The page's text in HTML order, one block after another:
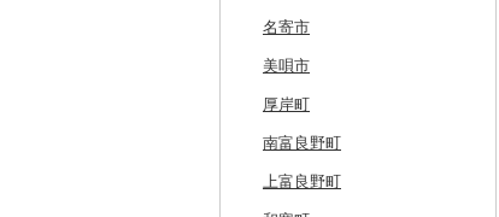
名寄市
美唄市
厚岸町
南富良野町
上富良野町